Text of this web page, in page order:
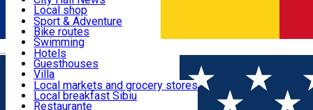
Română
Accommodation
Food, Drinks & Nightlife
Transport & Parking
Museums
Churches
Parks, Zoo
County of Sibiu
Local shop
Sibiu artisans
Sibiul Verde
Public services
Education
How do I get to Sibiu
Tourist Info
Tour Guides
Guided tours
Publicații locale
Sport & Adventure
Bike routes
Swimming
Riding
Indoor activities
Loc de joacă indoor
Loc de joacă outdoor
Ski
Ice skating
Hotels
Guesthouses
Villa
Hostels
Motel
Camping
Local markets and grocery stores
Local breakfast Sibiu
Restaurante